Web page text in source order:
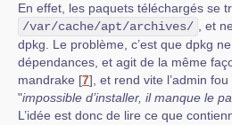
En effet, les paquets téléchargés se
/var/cache/apt/archives/
, et
dpkg. Le problème, c’est que dpkg
dépendances, et agit de la même
mandrake [7] , et rend vite l’admin
"impossible d’installer, il manque le
L’idée est donc de lire ce que